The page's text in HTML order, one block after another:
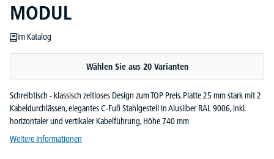
MODUL
Im Katalog
Wählen Sie aus 20 Varianten
Schreibtisch - klassisch zeitloses Design zum TOP Preis. Platte 25 mm stark mit 2
Kabeldurchlässen, elegantes C-Fuß Stahlgestell in Alusilber RAL 9006, inkl.
horizontaler und vertikaler Kabelführung, Höhe 740 mm
Weitere Informationen